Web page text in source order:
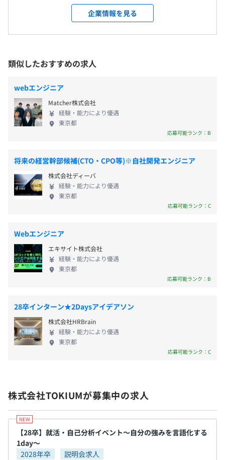
現在は、法人の中でも特にアナログな作業の代表例であ
業務負荷を削減するクラウド型ソフトウェアを展開してい
ます。
さらに、支出を最適化する「法人支出管理プラットフォー
ム（BSM）」を目指して、取引先に関する情報を可視化
し、支出パターンの分析やコストの削減につなげる新規事
【提供サービス】
■『経理AIエージェント』
経理AIエージェントTOKIUMは、AIとプロスタッフが高度
に連携し、経理業務の自動運転を実現するサービスです。
デジタル労働力を提供し、企業の生産能力向上を支援しま
https://www.keihi.com/keiri-ai-agent/
■『TOKIUM経費精算』
スマホでペーパーレス化ができるクラウド経費精算システ
ム
■『TOKIUMインボイス』
請求書のペーパーレス化を実現するクラウド請求書受領シ
ステム
https://www.keihi.com/invoice/
https://www.keihi.com/denshichobo/
■『TOKIUM契約管理』
スキャンが不要なクラウド契約書管理システム
https://www.keihi.com/contract/
■東京メトロ日比谷線・丸ノ内線・銀座線「銀座駅」より
・資格取得奨励金
前年度の月平均所定外労働時間の実績
25.0時間
クトです。 AIと経理のプロスタッフが連携し、お客
様に代わって自律的に経理作業を実行すること
で、“時間を生み出すインフラ”を構築することを目
ロダクト開発に携われる環境があり、Go・Python・
TypeScript・AWSなどのモダン技術を活用しなが
ら、フロントからバックエンド、インフラまで幅広
い領域に挑戦することが可能です。 「時間を生み出
すインフラ」を共に創り上げる仲間を募集中です！
企業情報を見る
類似したおすすめの求人
webエンジニア
Matcher株式会社
経験・能力により優遇
東京都
応募可能ランク：B
将来の経営幹部候補(CTO・CPO等)※自社開発エンジニア
株式会社ディーバ
経験・能力により優遇
東京都
応募可能ランク：C
Webエンジニア
エキサイト株式会社
経験・能力により優遇
東京都
応募可能ランク：B
28卒インターン★2Daysアイデアソン
株式会社HRBrain
経験・能力により優遇
東京都
応募可能ランク：C
株式会社TOKIUMが募集中の求人
【28卒】就活・自己分析イベント～自分の強みを言語化する
1day～
2028年卒
説明会求人